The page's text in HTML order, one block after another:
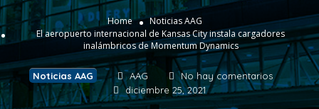
Home
Noticias AAG
El aeropuerto internacional de Kansas City instala cargadores
inalámbricos de Momentum Dynamics
Noticias AAG AAG
No hay comentarios
diciembre 25, 2021